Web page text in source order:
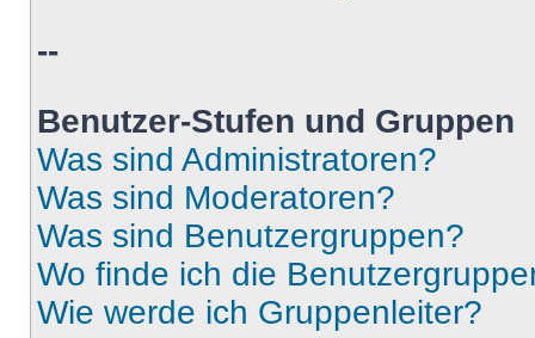
--
Benutzer-Stufen und Gruppen
Was sind Administratoren?
Was sind Moderatoren?
Was sind Benutzergruppen?
Wo finde ich die
Wie werde ich Gruppenleiter?